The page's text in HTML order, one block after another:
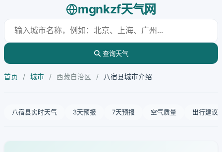
mgnkzf天气网
查询天气
首页 / 城市 / 西藏自治区 / 八宿县城市介绍
八宿县实时天气 3天预报 7天预报 空气质量 出行建议